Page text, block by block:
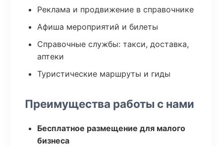
Реклама и продвижение в справочнике
Афиша мероприятий и билеты
Справочные службы: такси, доставка,
аптеки
Туристические маршруты и гиды
Преимущества работы с нами
Бесплатное размещение для малого
бизнеса